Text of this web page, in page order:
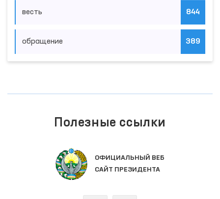
весть 844
обращение 389
Полезные ссылки
ОФИЦИАЛЬНЫЙ ВЕБ
САЙТ ПРЕЗИДЕНТА